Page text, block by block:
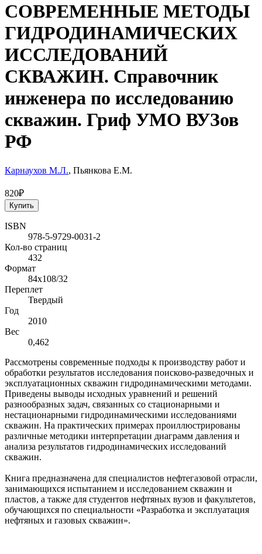
СОВРЕМЕННЫЕ МЕТОДЫ
ГИДРОДИНАМИЧЕСКИХ
ИССЛЕДОВАНИЙ
СКВАЖИН. Справочник
инженера по исследованию
скважин. Гриф УМО ВУЗов
РФ
Карнаухов М.Л., Пьянкова Е.М.
820₽
Купить
ISBN
978-5-9729-0031-2
Кол-во страниц
432
Формат
84x108/32
Переплет
Твердый
Год
2010
Вес
0,462
Рассмотрены современные подходы к производству работ и
обработки результатов исследования поисково-разведочных и
эксплуатационных скважин гидродинамическими методами.
Приведены выводы исходных уравнений и решений
разнообразных задач, связанных со стационарными и
нестационарными гидродинамическими исследованиями
скважин. На практических примерах проиллюстрированы
различные методики интерпретации диаграмм давления и
анализа результатов гидродинамических исследований
скважин.
Книга предназначена для специалистов нефтегазовой отрасли,
занимающихся испытанием и исследованием скважин и
пластов, а также для студентов нефтяных вузов и факультетов,
обучающихся по специальности «Разработка и эксплуатация
нефтяных и газовых скважин».